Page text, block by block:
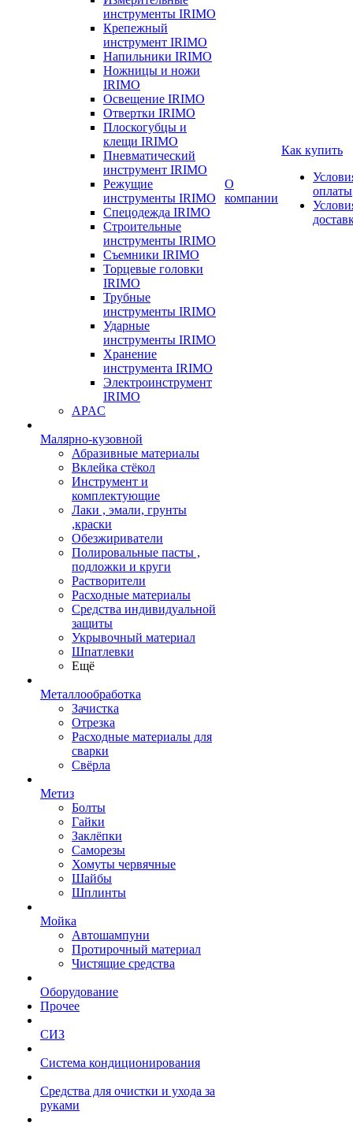
инструменты IRIMO
Крепежный
инструмент IRIMO
Напильники IRIMO
Ножницы и ножи
IRIMO
Освещение IRIMO
Отвертки IRIMO
Плоскогубцы и
клещи IRIMO
Пневматический
инструмент IRIMO
Режущие
инструменты IRIMO
Спецодежда IRIMO
Строительные
инструменты IRIMO
Съемники IRIMO
Торцевые головки
IRIMO
Трубные
инструменты IRIMO
Ударные
инструменты IRIMO
Хранение
инструмента IRIMO
Электроинструмент
IRIMO
APAC
Малярно-кузовной
Абразивные материалы
Вклейка стёкол
Инструмент и
комплектующие
Лаки , эмали, грунты
,краски
Обезжириватели
Полировальные пасты ,
подложки и круги
Растворители
Расходные материалы
Средства индивидуальной
защиты
Укрывочный материал
Шпатлевки
Ещё
Металлообработка
Зачистка
Отрезка
Расходные материалы для
сварки
Свёрла
Метиз
Болты
Гайки
Заклёпки
Саморезы
Хомуты червячные
Шайбы
Шплинты
Мойка
Автошампуни
Протирочный материал
Чистящие средства
Оборудование
Прочее
СИЗ
Система кондиционирования
Средства для очистки и ухода за
руками
О
компании
Как купить
оплаты